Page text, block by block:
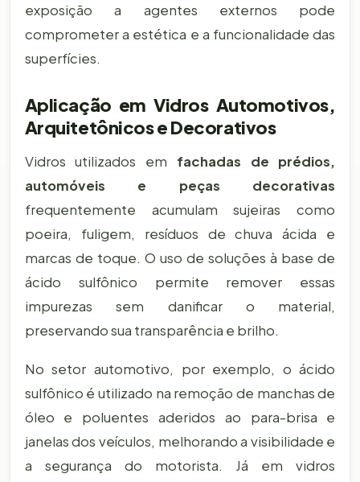
exposição a agentes externos pode
comprometer a estética e a funcionalidade das
superfícies.
Aplicação em Vidros Automotivos,
Arquitetônicos e Decorativos
Vidros utilizados em fachadas de prédios,
automóveis e peças decorativas
frequentemente acumulam sujeiras como
poeira, fuligem, resíduos de chuva ácida e
marcas de toque. O uso de soluções à base de
ácido sulfônico permite remover essas
impurezas sem danificar o material,
preservando sua transparência e brilho.
No setor automotivo, por exemplo, o ácido
sulfônico é utilizado na remoção de manchas de
óleo e poluentes aderidos ao para-brisa e
janelas dos veículos, melhorando a visibilidade e
a segurança do motorista. Já em vidros